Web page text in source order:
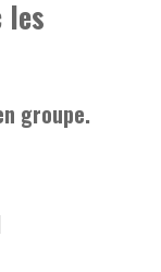
les
groupe.